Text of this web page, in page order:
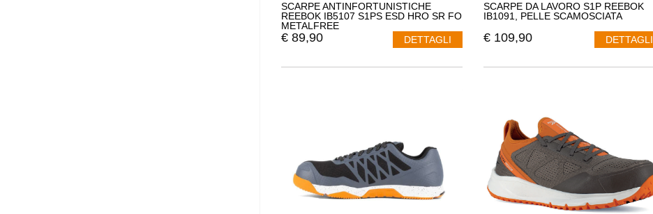
SCARPE ANTINFORTUNISTICHE
REEBOK IB5107 S1PS ESD HRO SR FO
METALFREE
€ 89,90 DETTAGLI
SCARPE DA LAVORO S1P REEBOK
IB1091, PELLE SCAMOSCIATA
€ 109,90 DETTAGLI